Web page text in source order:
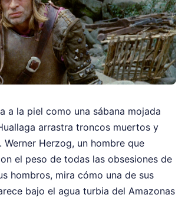
a la piel como una sábana mojada
arrastra troncos muertos y
Werner Herzog, un hombre que
el peso de todas las obsesiones de
hombros, mira cómo una de sus
bajo el agua turbia del Amazonas